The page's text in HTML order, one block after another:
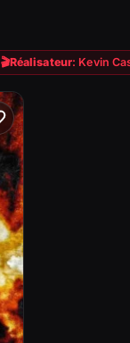
🎬Réalisateur: Kevin